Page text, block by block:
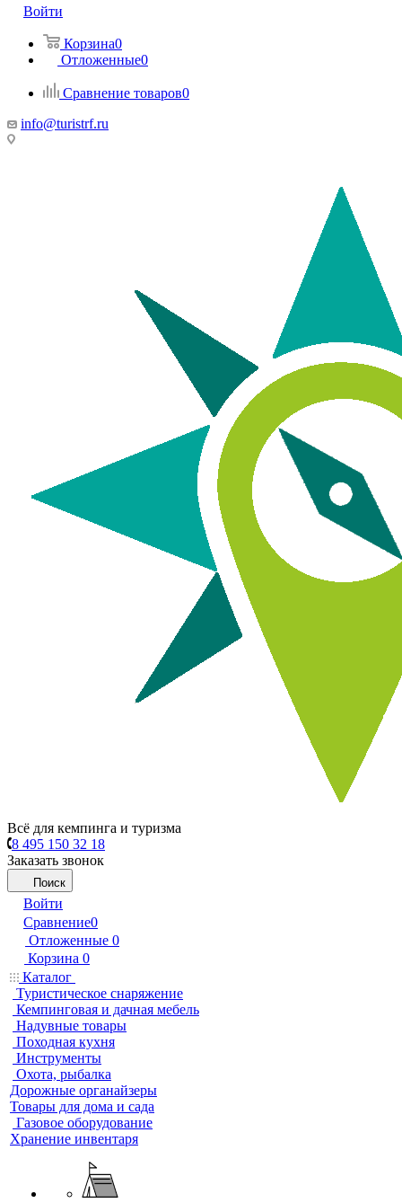
Войти
Корзина0
Отложенные0
Сравнение товаров0
info@turistrf.ru
Всё для кемпинга и туризма
8 495 150 32 18
Заказать звонок
Поиск
Войти
Сравнение0
Отложенные 0
Корзина 0
Каталог
Туристическое снаряжение
Кемпинговая и дачная мебель
Надувные товары
Походная кухня
Инструменты
Охота, рыбалка
Дорожные органайзеры
Товары для дома и сада
Газовое оборудование
Хранение инвентаря